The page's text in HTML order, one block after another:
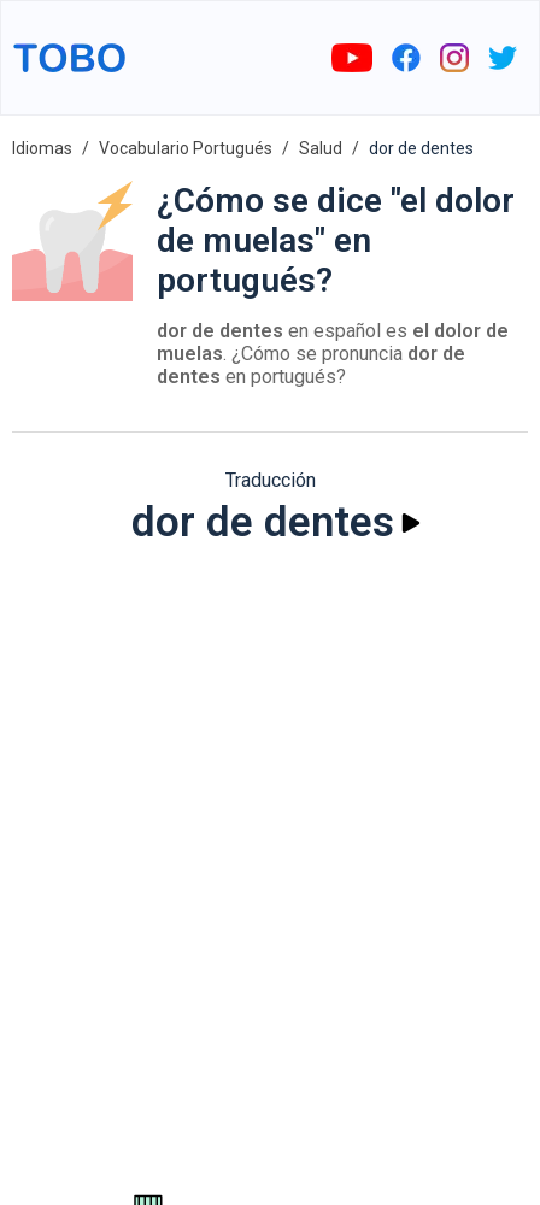
Idiomas Vocabulario Portugués Salud dor de dentes
¿Cómo se dice "el dolor
de muelas" en
portugués?
dor de dentes en español es el dolor de
muelas. ¿Cómo se pronuncia dor de
dentes en portugués?
Traducción
dor de dentes